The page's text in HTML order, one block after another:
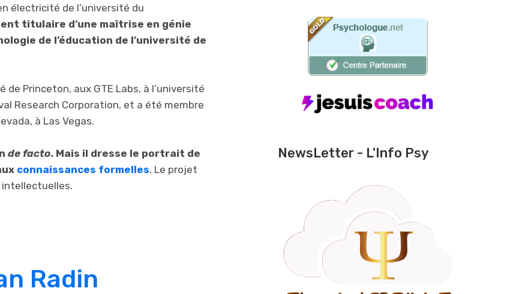
électricité de l’université du
titulaire d’une maîtrise en génie
de l’éducation de l’université de
Princeton, aux GTE Labs, à l’université
Research Corporation, et a été membre
à Las Vegas.
de facto. Mais il dresse le portrait de
connaissances formelles. Le projet
intellectuelles.
Radin
NewsLetter - L'Info Psy